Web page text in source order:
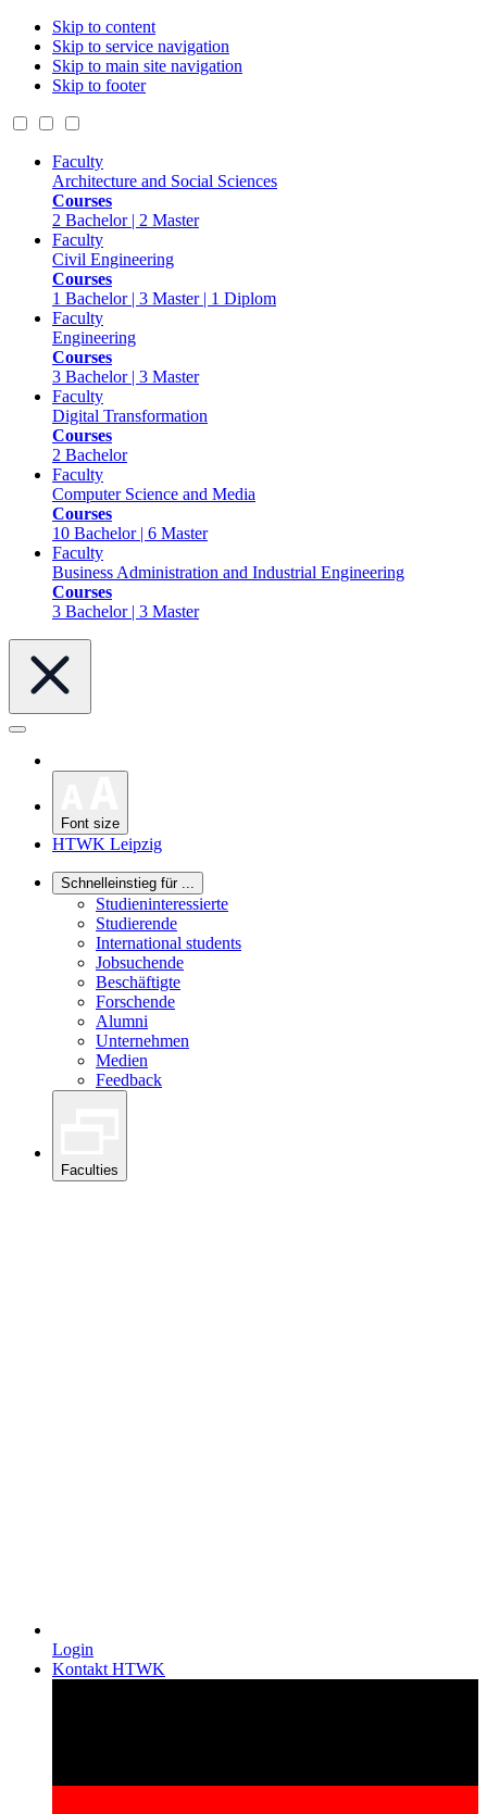
Skip to content
Skip to service navigation
Skip to main site navigation
Skip to footer
Faculty
Architecture and Social Sciences
Courses
2 Bachelor | 2 Master
Faculty
Civil Engineering
Courses
1 Bachelor | 3 Master | 1 Diplom
Faculty
Engineering
Courses
3 Bachelor | 3 Master
Faculty
Digital Transformation
Courses
2 Bachelor
Faculty
Computer Science and Media
Courses
10 Bachelor | 6 Master
Faculty
Business Administration and Industrial Engineering
Courses
3 Bachelor | 3 Master
Font size
HTWK Leipzig
Schnelleinstieg für ...
Studieninteressierte
Studierende
International students
Jobsuchende
Beschäftigte
Forschende
Alumni
Unternehmen
Medien
Feedback
Faculties
Login
Kontakt HTWK